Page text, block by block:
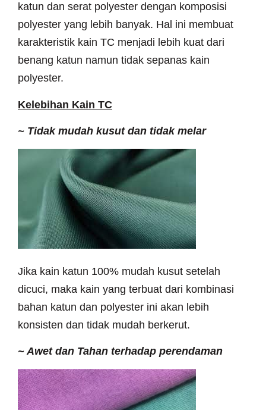
katun dan serat polyester dengan komposisi
polyester yang lebih banyak. Hal ini membuat
karakteristik kain TC menjadi lebih kuat dari
benang katun namun tidak sepanas kain
polyester.
Kelebihan Kain TC
~ Tidak mudah kusut dan tidak melar
Jika kain katun 100% mudah kusut setelah
dicuci, maka kain yang terbuat dari kombinasi
bahan katun dan polyester ini akan lebih
konsisten dan tidak mudah berkerut.
~Awet dan Tahan terhadap perendaman